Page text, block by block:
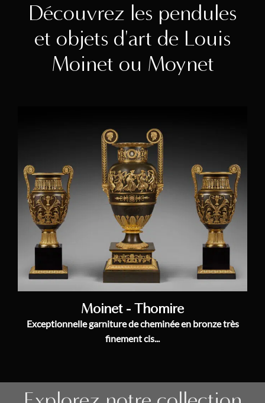
Découvrez les pendules
et objets d'art de Louis
Moinet ou Moynet
Moinet - Thomire
Exceptionnelle garniture de cheminée en bronze très
finement cis...